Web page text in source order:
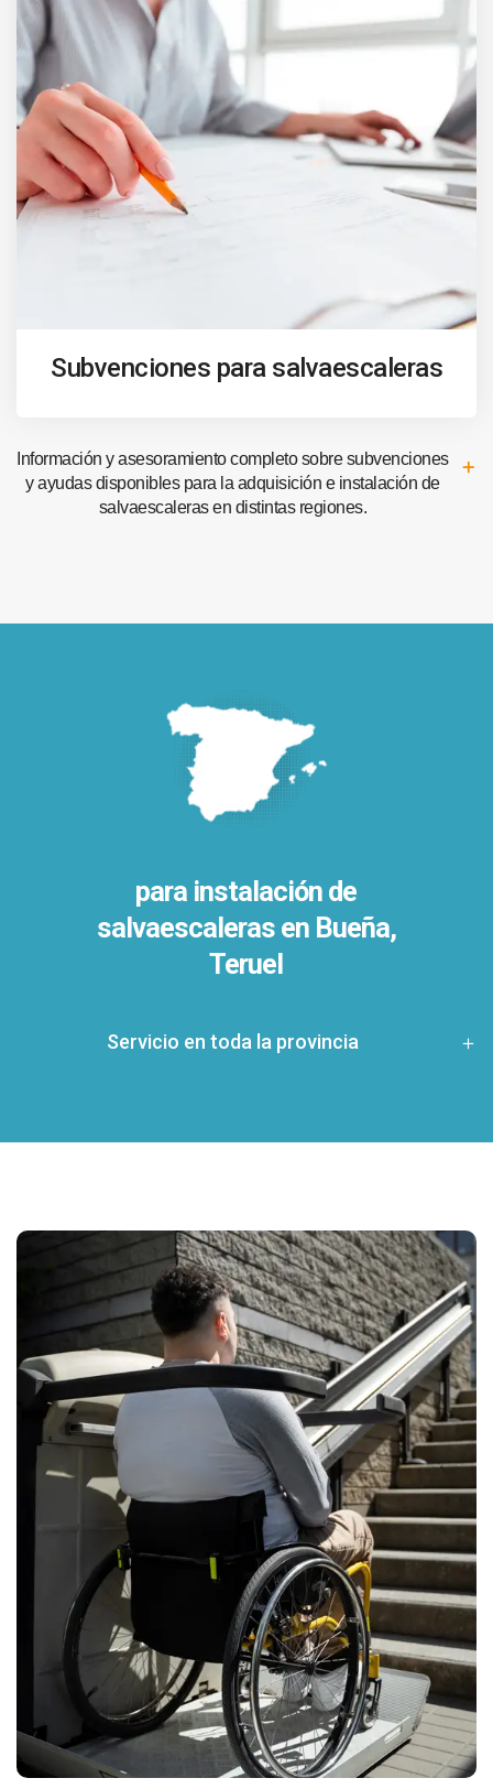
Subvenciones para salvaescaleras
Información y asesoramiento completo sobre subvenciones
y ayudas disponibles para la adquisición e instalación de
salvaescaleras en distintas regiones.
para instalación de
salvaescaleras en Bueña,
Teruel
Servicio en toda la provincia